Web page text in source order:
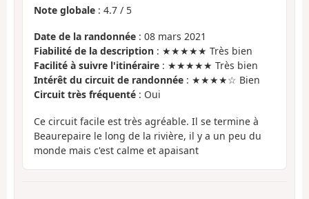
Note globale : 4.7 / 5
Date de la randonnée : 08 mars 2021
Fiabilité de la description : ★★★★★ Très bien
Facilité à suivre l'itinéraire : ★★★★★ Très bien
Intérêt du circuit de randonnée : ★★★★☆ Bien
Circuit très fréquenté : Oui
Ce circuit facile est très agréable. Il se termine à
Beaurepaire le long de la rivière, il y a un peu du
monde mais c'est calme et apaisant